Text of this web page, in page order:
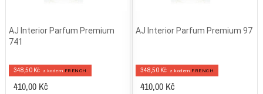
AJ Interior Parfum Premium
741
348,50 Kč z kodem FRENCH
410,00 Kč
AJ Interior Parfum Premium 97
348,50 Kč z kodem FRENCH
410,00 Kč